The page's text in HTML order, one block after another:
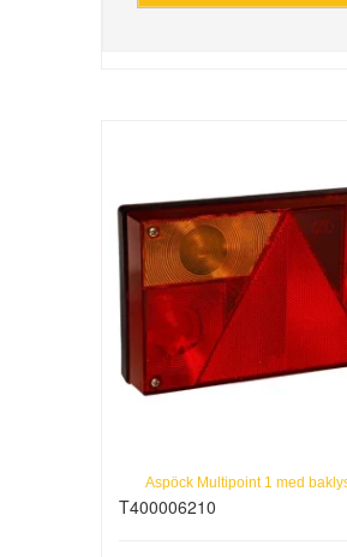
Aspöck Multipoint 1 med
T400006210